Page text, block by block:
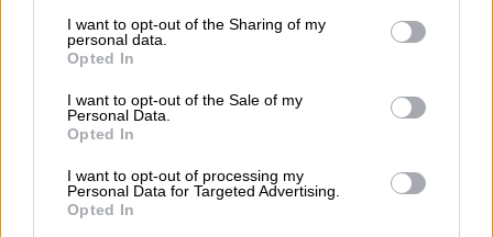
not limited to your visit or usage behaviour. You may click to
grant or deny consent to Google and its third-party tags to
use your data for below specified purposes in below Google
consent section.
I want to opt-out of the Sharing of my
personal data.
Opted In
I want to opt-out of the Sale of my
Personal Data.
Opted In
I want to opt-out of processing my
Personal Data for Targeted Advertising.
Opted In
στους Πράσινους περίπου με 1 εκατ. ευρώ.
dealθα ολοκληρωθεί -εκτός
μέχρι το τέλος της εβδομάδας, μετά την
αναμέτρηση της Τραμπζονσπόρ με τη
Γαλατασαράι.
Το προφίλ του Μπακασέτα